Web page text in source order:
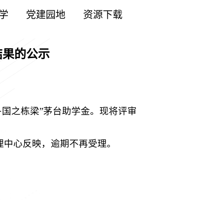
党建园地 资源下载
果的公示
之栋梁”茅台助学金。现将评审
心反映，逾期不再受理。